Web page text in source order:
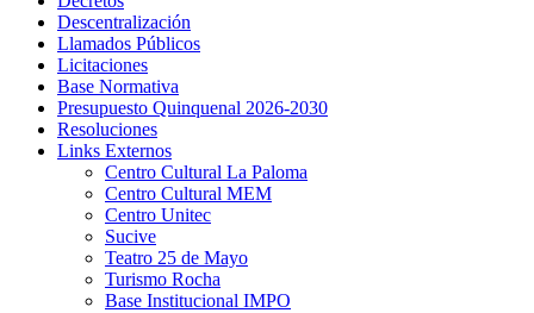
Descentralización
Llamados Públicos
Licitaciones
Base Normativa
Presupuesto Quinquenal 2026-2030
Resoluciones
Links Externos
Centro Cultural La Paloma
Centro Cultural MEM
Centro Unitec
Sucive
Teatro 25 de Mayo
Turismo Rocha
Base Institucional IMPO